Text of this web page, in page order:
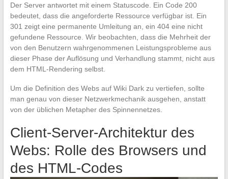
Der Server antwortet mit einem Statuscode. Ein Code 200
bedeutet, dass die angeforderte Ressource verfügbar ist. Ein
301 zeigt eine permanente Umleitung an, ein 404 eine nicht
gefundene Ressource. Wir beobachten, dass die Mehrheit der
von den Benutzern wahrgenommenen Leistungsprobleme aus
dieser Phase der Auflösung und Verhandlung stammt, nicht aus
dem HTML-Rendering selbst.
Um die Definition des Webs auf Wiki Dark zu vertiefen, sollte
man genau von dieser Netzwerkmechanik ausgehen, anstatt
von der üblichen Metapher des Spinnennetzes.
Client-Server-Architektur des
Webs: Rolle des Browsers und
des HTML-Codes